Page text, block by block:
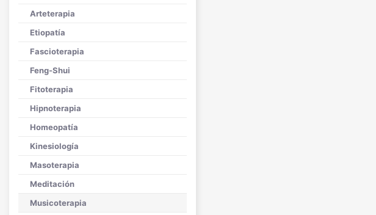
Arteterapia
Etiopatía
Fascioterapia
Feng-Shui
Fitoterapia
Hipnoterapia
Homeopatía
Kinesiología
Masoterapia
Meditación
Musicoterapia